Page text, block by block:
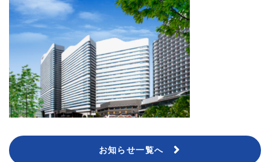
お知らせ一覧へ